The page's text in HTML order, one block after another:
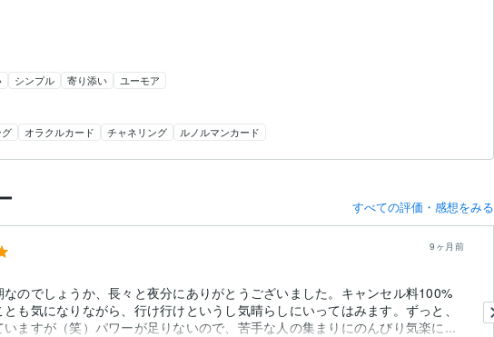
シンプル 寄り添い ユーモア
オラクルカード チャネリング ルノルマンカード
すべての評価・感想をみる
9ヶ月前
なのでしょうか、長々と夜分にありがとうございました。キャンセル料100%
も気になりながら、行け行けというし気晴らしにいってはみます。ずっと、
ますが（笑）パワーが足りないので、苦手な人の集まりにのんびり気楽に...